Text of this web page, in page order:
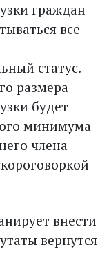
граждан
все
статус.
размера
будет
минимума
члена
внести
вернутся